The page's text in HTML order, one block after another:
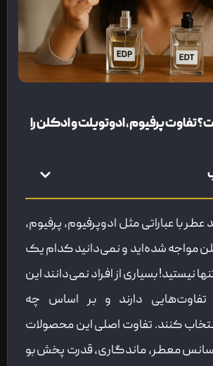
تفاوت پرفیوم، ادوتویلت و ادکلن را
با عباراتی مثل ادوپرفیوم، پرفیوم،
مواجه شده‌اید و نمی‌دانید کدام یک
نیستید! بسیاری از افراد نمی‌دانند این
دارند و بر اساس چه
کنند. تفاوت اصلی این محصولات
معطر، ماندگاری، قدرت پخش بو